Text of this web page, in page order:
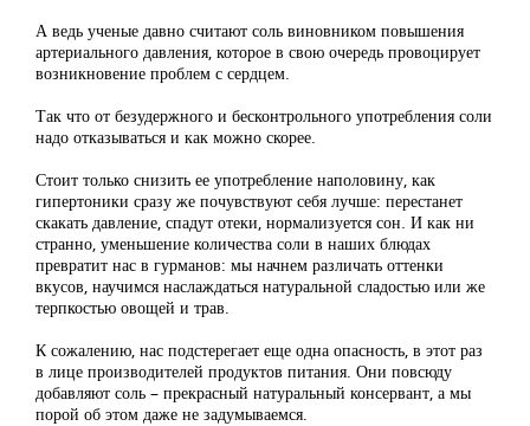
А ведь ученые давно считают соль виновником повышения
артериального давления, которое в свою очередь провоцирует
возникновение проблем с сердцем.
Так что от безудержного и бесконтрольного употребления соли
надо отказываться и как можно скорее.
Стоит только снизить ее употребление наполовину, как
гипертоники сразу же почувствуют себя лучше: перестанет
скакать давление, спадут отеки, нормализуется сон. И как ни
странно, уменьшение количества соли в наших блюдах
превратит нас в гурманов: мы начнем различать оттенки
вкусов, научимся наслаждаться натуральной сладостью или же
терпкостью овощей и трав.
К сожалению, нас подстерегает еще одна опасность, в этот раз
в лице производителей продуктов питания. Они повсюду
добавляют соль – прекрасный натуральный консервант, а мы
порой об этом даже не задумываемся.